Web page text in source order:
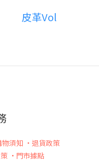
皮革Vol
物須知 •退貨政策
•門市據點